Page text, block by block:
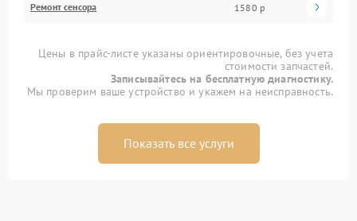
Ремонт сенсора 1580 р
Цены в прайс-листе указаны ориентировочные, без учета
стоимости запчастей.
Записывайтесь на бесплатную диагностику.
Мы проверим ваше устройство и укажем на неисправность.
Показать все услуги